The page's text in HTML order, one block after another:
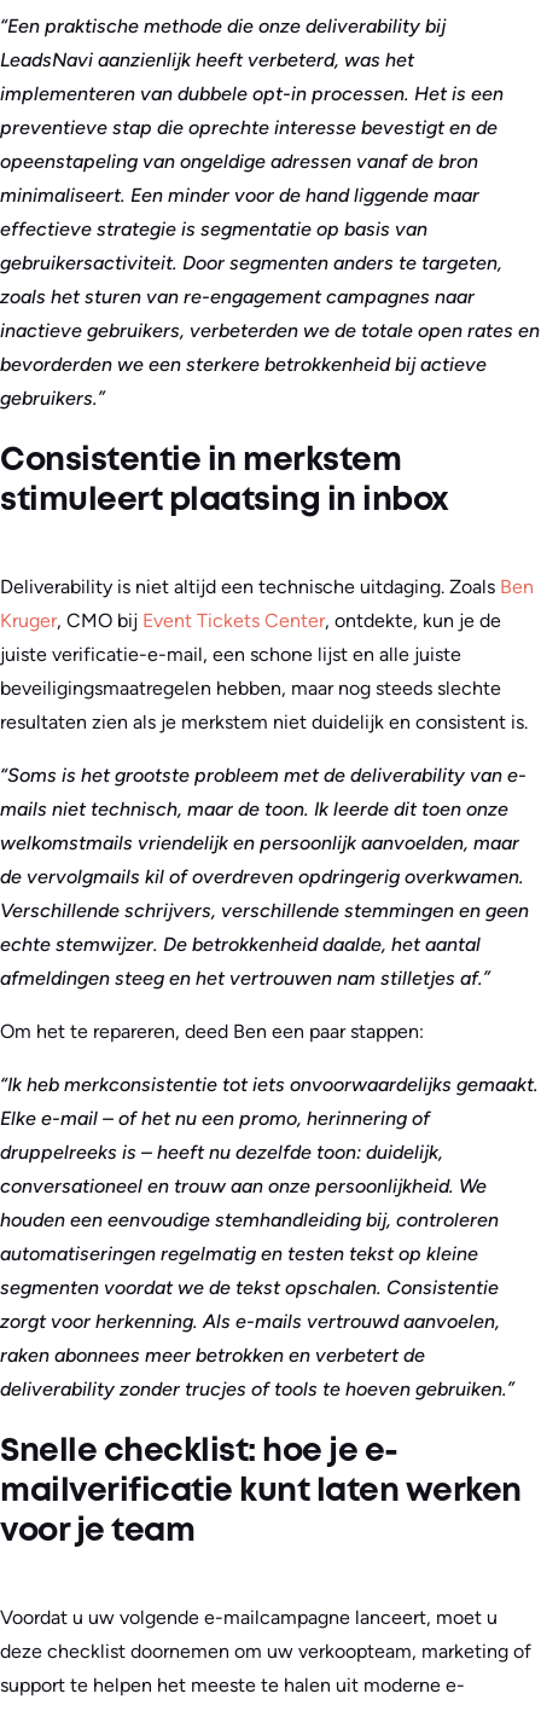
“Een praktische methode die onze deliverability bij
LeadsNavi aanzienlijk heeft verbeterd, was het
implementeren van dubbele opt-in processen. Het is een
preventieve stap die oprechte interesse bevestigt en de
opeenstapeling van ongeldige adressen vanaf de bron
minimaliseert. Een minder voor de hand liggende maar
effectieve strategie is segmentatie op basis van
gebruikersactiviteit. Door segmenten anders te targeten,
zoals het sturen van re-engagement campagnes naar
inactieve gebruikers, verbeterden we de totale open rates en
bevorderden we een sterkere betrokkenheid bij actieve
gebruikers.”
Consistentie in merkstem
stimuleert plaatsing in inbox
Deliverability is niet altijd een technische uitdaging. Zoals Ben
Kruger, CMO bij Event Tickets Center, ontdekte, kun je de
juiste verificatie-e-mail, een schone lijst en alle juiste
beveiligingsmaatregelen hebben, maar nog steeds slechte
resultaten zien als je merkstem niet duidelijk en consistent is.
“Soms is het grootste probleem met de deliverability van e-
mails niet technisch, maar de toon. Ik leerde dit toen onze
welkomstmails vriendelijk en persoonlijk aanvoelden, maar
de vervolgmails kil of overdreven opdringerig overkwamen.
Verschillende schrijvers, verschillende stemmingen en geen
echte stemwijzer. De betrokkenheid daalde, het aantal
afmeldingen steeg en het vertrouwen nam stilletjes af.”
Om het te repareren, deed Ben een paar stappen:
“Ik heb merkconsistentie tot iets onvoorwaardelijks gemaakt.
Elke e-mail – of het nu een promo, herinnering of
druppelreeks is – heeft nu dezelfde toon: duidelijk,
conversationeel en trouw aan onze persoonlijkheid. We
houden een eenvoudige stemhandleiding bij, controleren
automatiseringen regelmatig en testen tekst op kleine
segmenten voordat we de tekst opschalen. Consistentie
zorgt voor herkenning. Als e-mails vertrouwd aanvoelen,
raken abonnees meer betrokken en verbetert de
deliverability zonder trucjes of tools te hoeven gebruiken.”
Snelle checklist: hoe je e-
mailverificatie kunt laten werken
voor je team
Voordat u uw volgende e-mailcampagne lanceert, moet u
deze checklist doornemen om uw verkoopteam, marketing of
support te helpen het meeste te halen uit moderne e-